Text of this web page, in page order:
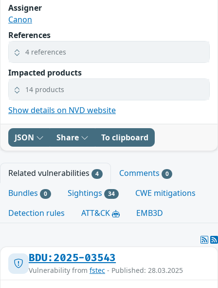
Assigner
Canon
References
4 references
Impacted products
14 products
Show details on NVD website
JSON Share To clipboard
Related vulnerabilities 4 Comments 0
Bundles 0 Sightings 34
CWE mitigations
Detection rules
ATT&CK EMB3D
BDU:2025-03543
Vulnerability from fstec - Published: 28.03.2025